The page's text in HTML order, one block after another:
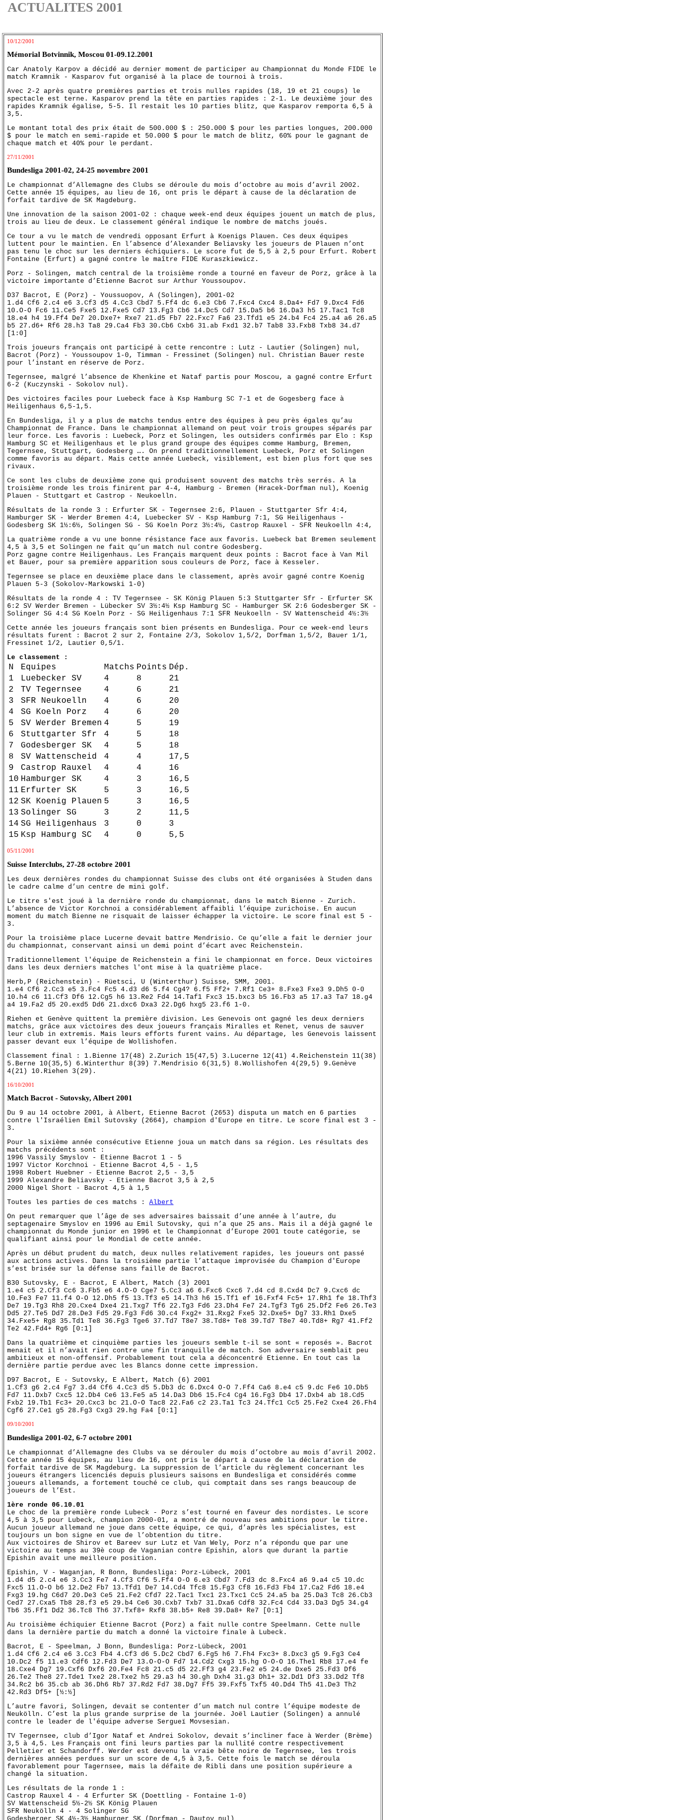
ACTUALITES 2001
10/12/2001
Mémorial Botvinnik, Moscou 01-09.12.2001
Car Anatoly Karpov a décidé au dernier moment de participer au Championnat du Monde FIDE le
match Kramnik - Kasparov fut organisé à la place de tournoi à trois.
Avec 2-2 après quatre premières parties et trois nulles rapides (18, 19 et 21 coups) le
spectacle est terne. Kasparov prend la tête en parties rapides : 2-1. Le deuxième jour des
rapides Kramnik égalise, 5-5. Il restait les 10 parties blitz, que Kasparov remporta 6,5 à
3,5.
Le montant total des prix était de 500.000 $ : 250.000 $ pour les parties longues, 200.000
$ pour le match en semi-rapide et 50.000 $ pour le match de blitz, 60% pour le gagnant de
chaque match et 40% pour le perdant.
27/11/2001
Bundesliga 2001-02, 24-25 novembre 2001
Le championnat d’Allemagne des Clubs se déroule du mois d’octobre au mois d’avril 2002.
Cette année 15 équipes, au lieu de 16, ont pris le départ à cause de la déclaration de
forfait tardive de SK Magdeburg.
Une innovation de la saison 2001-02 : chaque week-end deux équipes jouent un match de plus,
trois au lieu de deux. Le classement général indique le nombre de matchs joués.
Ce tour a vu le match de vendredi opposant Erfurt à Koenigs Plauen. Ces deux équipes
luttent pour le maintien. En l’absence d’Alexander Beliavsky les joueurs de Plauen n’ont
pas tenu le choc sur les derniers échiquiers. Le score fut de 5,5 à 2,5 pour Erfurt. Robert
Fontaine (Erfurt) a gagné contre le maître FIDE Kuraszkiewicz.
Porz - Solingen, match central de la troisième ronde a tourné en faveur de Porz, grâce à la
victoire importante d’Etienne Bacrot sur Arthur Youssoupov.
D37 Bacrot, E (Porz) - Youssuopov, A (Solingen), 2001-02
1.d4 Cf6 2.c4 e6 3.Cf3 d5 4.Cc3 Cbd7 5.Ff4 dc 6.e3 Cb6 7.Fxc4 Cxc4 8.Da4+ Fd7 9.Dxc4 Fd6
10.O-O Fc6 11.Ce5 Fxe5 12.Fxe5 Cd7 13.Fg3 Cb6 14.Dc5 Cd7 15.Da5 b6 16.Da3 h5 17.Tac1 Tc8
18.e4 h4 19.Ff4 De7 20.Dxe7+ Rxe7 21.d5 Fb7 22.Fxc7 Fa6 23.Tfd1 e5 24.b4 Fc4 25.a4 a6 26.a5
b5 27.d6+ Rf6 28.h3 Ta8 29.Ca4 Fb3 30.Cb6 Cxb6 31.ab Fxd1 32.b7 Tab8 33.Fxb8 Txb8 34.d7
[1:0]
Trois joueurs français ont participé à cette rencontre : Lutz - Lautier (Solingen) nul,
Bacrot (Porz) - Youssoupov 1-0, Timman - Fressinet (Solingen) nul. Christian Bauer reste
pour l’instant en réserve de Porz.
Tegernsee, malgré l’absence de Khenkine et Nataf partis pour Moscou, a gagné contre Erfurt
6-2 (Kuczynski - Sokolov nul).
Des victoires faciles pour Luebeck face à Ksp Hamburg SC 7-1 et de Gogesberg face à
Heiligenhaus 6,5-1,5.
En Bundesliga, il y a plus de matchs tendus entre des équipes à peu près égales qu’au
Championnat de France. Dans le championnat allemand on peut voir trois groupes séparés par
leur force. Les favoris : Luebeck, Porz et Solingen, les outsiders confirmés par Elo : Ksp
Hamburg SC et Heiligenhaus et le plus grand groupe des équipes comme Hamburg, Bremen,
Tegernsee, Stuttgart, Godesberg …. On prend traditionnellement Luebeck, Porz et Solingen
comme favoris au départ. Mais cette année Luebeck, visiblement, est bien plus fort que ses
rivaux.
Ce sont les clubs de deuxième zone qui produisent souvent des matchs très serrés. A la
troisième ronde les trois finirent par 4-4, Hamburg - Bremen (Hracek-Dorfman nul), Koenig
Plauen - Stuttgart et Castrop - Neukoelln.
Résultats de la ronde 3 : Erfurter SK - Tegernsee 2:6, Plauen - Stuttgarter Sfr 4:4,
Hamburger SK - Werder Bremen 4:4, Luebecker SV - Ksp Hamburg 7:1, SG Heiligenhaus -
Godesberg SK 1½:6½, Solingen SG - SG Koeln Porz 3½:4½, Castrop Rauxel - SFR Neukoelln 4:4,
La quatrième ronde a vu une bonne résistance face aux favoris. Luebeck bat Bremen seulement
4,5 à 3,5 et Solingen ne fait qu’un match nul contre Godesberg.
Porz gagne contre Heiligenhaus. Les Français marquent deux points : Bacrot face à Van Mil
et Bauer, pour sa première apparition sous couleurs de Porz, face à Kesseler.
Tegernsee se place en deuxième place dans le classement, après avoir gagné contre Koenig
Plauen 5-3 (Sokolov-Markowski 1-0)
Résultats de la ronde 4 : TV Tegernsee - SK König Plauen 5:3 Stuttgarter Sfr - Erfurter SK
6:2 SV Werder Bremen - Lübecker SV 3½:4½ Ksp Hamburg SC - Hamburger SK 2:6 Godesberger SK -
Solinger SG 4:4 SG Koeln Porz - SG Heiligenhaus 7:1 SFR Neukoelln - SV Wattenscheid 4½:3½
Cette année les joueurs français sont bien présents en Bundesliga. Pour ce week-end leurs
résultats furent : Bacrot 2 sur 2, Fontaine 2/3, Sokolov 1,5/2, Dorfman 1,5/2, Bauer 1/1,
Fressinet 1/2, Lautier 0,5/1.
Le classement :
N Equipes Matchs Points Dép.
1
Luebecker SV 4 8
21
2
TV Tegernsee 4 6
21
3
SFR Neukoelln 4 6
20
4
SG Koeln Porz 4 6
20
5
SV Werder Bremen 4 5
19
6
Stuttgarter Sfr 4 5
18
7
Godesberger SK 4 5
18
8
SV Wattenscheid 4 4
17,5
9
Castrop Rauxel 4 4
16
10 Hamburger SK 4 3
16,5
11 Erfurter SK 5 3
16,5
12 SK Koenig Plauen 5 3
16,5
13 Solinger SG 3 2
11,5
14 SG Heiligenhaus 3 0
3
15 Ksp Hamburg SC 4 0 5,5
05/11/2001
Suisse Interclubs, 27-28 octobre 2001
Les deux dernières rondes du championnat Suisse des clubs ont été organisées à Studen dans
le cadre calme d’un centre de mini golf.
Le titre s'est joué à la dernière ronde du championnat, dans le match Bienne - Zurich.
L’absence de Victor Korchnoi a considérablement affaibli l’équipe zurichoise. En aucun
moment du match Bienne ne risquait de laisser échapper la victoire. Le score final est 5 -
3.
Pour la troisième place Lucerne devait battre Mendrisio. Ce qu’elle a fait le dernier jour
du championnat, conservant ainsi un demi point d’écart avec Reichenstein.
Traditionnellement l'équipe de Reichenstein a fini le championnat en force. Deux victoires
dans les deux derniers matches l'ont mise à la quatrième place.
Herb,P (Reichenstein) - Rüetsci, U (Winterthur) Suisse, SMM, 2001.
1.e4 Cf6 2.Cc3 e5 3.Fc4 Fc5 4.d3 d6 5.f4 Cg4? 6.f5 Ff2+ 7.Rf1 Ce3+ 8.Fxe3 Fxe3 9.Dh5 0-0
10.h4 c6 11.Cf3 Df6 12.Cg5 h6 13.Re2 Fd4 14.Taf1 Fxc3 15.bxc3 b5 16.Fb3 a5 17.a3 Ta7 18.g4
a4 19.Fa2 d5 20.exd5 Dd6 21.dxc6 Dxa3 22.Dg6 hxg5 23.f6 1-0.
Riehen et Genève quittent la première division. Les Genevois ont gagné les deux derniers
matchs, grâce aux victoires des deux joueurs français Miralles et Renet, venus de sauver
leur club in extremis. Mais leurs efforts furent vains. Au départage, les Genevois laissent
passer devant eux l’équipe de Wollishofen.
Classement final : 1.Bienne 17(48) 2.Zurich 15(47,5) 3.Lucerne 12(41) 4.Reichenstein 11(38)
5.Berne 10(35,5) 6.Winterthur 8(39) 7.Mendrisio 6(31,5) 8.Wollishofen 4(29,5) 9.Genève
4(21) 10.Riehen 3(29).
16/10/2001
Match Bacrot - Sutovsky, Albert 2001
Du 9 au 14 octobre 2001, à Albert, Etienne Bacrot (2653) disputa un match en 6 parties
contre l'Israélien Emil Sutovsky (2664), champion d'Europe en titre. Le score final est 3 -
3.
Pour la sixième année consécutive Etienne joua un match dans sa région. Les résultats des
matchs précédents sont :
1996 Vassily Smyslov - Etienne Bacrot 1 - 5
1997 Victor Korchnoi - Etienne Bacrot 4,5 - 1,5
1998 Robert Huebner - Etienne Bacrot 2,5 - 3,5
1999 Alexandre Beliavsky - Etienne Bacrot 3,5 à 2,5
2000 Nigel Short - Bacrot 4,5 à 1,5
Toutes les parties de ces matchs : Albert
On peut remarquer que l’âge de ses adversaires baissait d’une année à l’autre, du
septagenaire Smyslov en 1996 au Emil Sutovsky, qui n’a que 25 ans. Mais il a déjà gagné le
championnat du Monde junior en 1996 et le Championnat d’Europe 2001 toute catégorie, se
qualifiant ainsi pour le Mondial de cette année.
Après un début prudent du match, deux nulles relativement rapides, les joueurs ont passé
aux actions actives. Dans la troisième partie l’attaque improvisée du Champion d'Europe
s’est brisée sur la défense sans faille de Bacrot.
B30 Sutovsky, E - Bacrot, E Albert, Match (3) 2001
1.e4 c5 2.Cf3 Cc6 3.Fb5 e6 4.O-O Cge7 5.Cc3 a6 6.Fxc6 Cxc6 7.d4 cd 8.Cxd4 Dc7 9.Cxc6 dc
10.Fe3 Fe7 11.f4 O-O 12.Dh5 f5 13.Tf3 e5 14.Th3 h6 15.Tf1 ef 16.Fxf4 Fc5+ 17.Rh1 fe 18.Thf3
De7 19.Tg3 Rh8 20.Cxe4 Dxe4 21.Txg7 Tf6 22.Tg3 Fd6 23.Dh4 Fe7 24.Tgf3 Tg6 25.Df2 Fe6 26.Te3
Dd5 27.Te5 Dd7 28.De3 Fd5 29.Fg3 Fd6 30.c4 Fxg2+ 31.Rxg2 Fxe5 32.Dxe5+ Dg7 33.Rh1 Dxe5
34.Fxe5+ Rg8 35.Td1 Te8 36.Fg3 Tge6 37.Td7 T8e7 38.Td8+ Te8 39.Td7 T8e7 40.Td8+ Rg7 41.Ff2
Te2 42.Fd4+ Rg6 [0:1]
Dans la quatrième et cinquième parties les joueurs semble t-il se sont « reposés ». Bacrot
menait et il n’avait rien contre une fin tranquille de match. Son adversaire semblait peu
ambitieux et non-offensif. Probablement tout cela a déconcentré Etienne. En tout cas la
dernière partie perdue avec les Blancs donne cette impression.
D97 Bacrot, E - Sutovsky, E Albert, Match (6) 2001
1.Cf3 g6 2.c4 Fg7 3.d4 Cf6 4.Cc3 d5 5.Db3 dc 6.Dxc4 O-O 7.Ff4 Ca6 8.e4 c5 9.dc Fe6 10.Db5
Fd7 11.Dxb7 Cxc5 12.Db4 Ce6 13.Fe5 a5 14.Da3 Db6 15.Fc4 Cg4 16.Fg3 Db4 17.Dxb4 ab 18.Cd5
Fxb2 19.Tb1 Fc3+ 20.Cxc3 bc 21.O-O Tac8 22.Fa6 c2 23.Ta1 Tc3 24.Tfc1 Cc5 25.Fe2 Cxe4 26.Fh4
Cgf6 27.Ce1 g5 28.Fg3 Cxg3 29.hg Fa4 [0:1]
09/10/2001
Bundesliga 2001-02, 6-7 octobre 2001
Le championnat d’Allemagne des Clubs va se dérouler du mois d’octobre au mois d’avril 2002.
Cette année 15 équipes, au lieu de 16, ont pris le départ à cause de la déclaration de
forfait tardive de SK Magdeburg. La suppression de l’article du règlement concernant les
joueurs étrangers licenciés depuis plusieurs saisons en Bundesliga et considérés comme
joueurs allemands, a fortement touché ce club, qui comptait dans ses rangs beaucoup de
joueurs de l’Est.
1ère ronde 06.10.01
Le choc de la première ronde Lubeck - Porz s’est tourné en faveur des nordistes. Le score
4,5 à 3,5 pour Lubeck, champion 2000-01, a montré de nouveau ses ambitions pour le titre.
Aucun joueur allemand ne joue dans cette équipe, ce qui, d’après les spécialistes, est
toujours un bon signe en vue de l’obtention du titre.
Aux victoires de Shirov et Bareev sur Lutz et Van Wely, Porz n’a répondu que par une
victoire au temps au 39è coup de Vaganian contre Epishin, alors que durant la partie
Epishin avait une meilleure position.
Epishin, V - Waganjan, R Bonn, Bundesliga: Porz-Lübeck, 2001
1.d4 d5 2.c4 e6 3.Cc3 Fe7 4.Cf3 Cf6 5.Ff4 O-O 6.e3 Cbd7 7.Fd3 dc 8.Fxc4 a6 9.a4 c5 10.dc
Fxc5 11.O-O b6 12.De2 Fb7 13.Tfd1 De7 14.Cd4 Tfc8 15.Fg3 Cf8 16.Fd3 Fb4 17.Ca2 Fd6 18.e4
Fxg3 19.hg C6d7 20.De3 Ce5 21.Fe2 Cfd7 22.Tac1 Txc1 23.Txc1 Cc5 24.a5 ba 25.Da3 Tc8 26.Cb3
Ced7 27.Cxa5 Tb8 28.f3 e5 29.b4 Ce6 30.Cxb7 Txb7 31.Dxa6 Cdf8 32.Fc4 Cd4 33.Da3 Dg5 34.g4
Tb6 35.Ff1 Dd2 36.Tc8 Th6 37.Txf8+ Rxf8 38.b5+ Re8 39.Da8+ Re7 [0:1]
Au troisième échiquier Etienne Bacrot (Porz) a fait nulle contre Speelmann. Cette nulle
dans la dernière partie du match a donné la victoire finale à Lubeck.
Bacrot, E - Speelman, J Bonn, Bundesliga: Porz-Lübeck, 2001
1.d4 Cf6 2.c4 e6 3.Cc3 Fb4 4.Cf3 d6 5.Dc2 Cbd7 6.Fg5 h6 7.Fh4 Fxc3+ 8.Dxc3 g5 9.Fg3 Ce4
10.Dc2 f5 11.e3 Cdf6 12.Fd3 De7 13.O-O-O Fd7 14.Cd2 Cxg3 15.hg O-O-O 16.The1 Rb8 17.e4 fe
18.Cxe4 Dg7 19.Cxf6 Dxf6 20.Fe4 Fc8 21.c5 d5 22.Ff3 g4 23.Fe2 e5 24.de Dxe5 25.Fd3 Df6
26.Te2 The8 27.Tde1 Txe2 28.Txe2 h5 29.a3 h4 30.gh Dxh4 31.g3 Dh1+ 32.Dd1 Df3 33.Dd2 Tf8
34.Rc2 b6 35.cb ab 36.Dh6 Rb7 37.Rd2 Fd7 38.Dg7 Ff5 39.Fxf5 Txf5 40.Dd4 Th5 41.De3 Th2
42.Rd3 Df5+ [½:½]
L’autre favori, Solingen, devait se contenter d’un match nul contre l’équipe modeste de
Neukölln. C’est la plus grande surprise de la journée. Joël Lautier (Solingen) a annulé
contre le leader de l'équipe adverse Sergueï Movsesian.
TV Tegernsee, club d’Igor Nataf et Andrei Sokolov, devait s’incliner face à Werder (Brème)
3,5 à 4,5. Les Français ont fini leurs parties par la nullité contre respectivement
Pelletier et Schandorff. Werder est devenu la vraie bête noire de Tegernsee, les trois
dernières années perdues sur un score de 4,5 à 3,5. Cette fois le match se déroula
favorablement pour Tagernsee, mais la défaite de Ribli dans une position supérieure a
changé la situation.
Les résultats de la ronde 1 :
Castrop Rauxel 4 - 4 Erfurter SK (Doettling - Fontaine 1-0)
SV Wattenscheid 5½-2½ SK König Plauen
SFR Neukölln 4 - 4 Solinger SG